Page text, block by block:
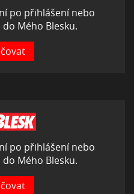
po přihlášení nebo
Mého Blesku.
po přihlášení nebo
Mého Blesku.